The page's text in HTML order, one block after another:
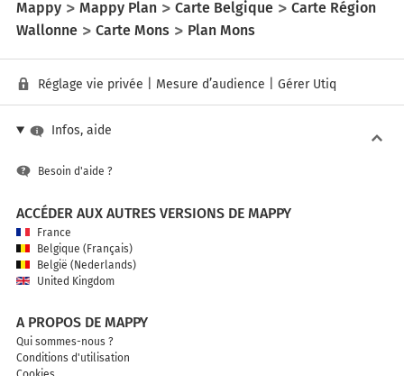
Mappy Mappy Plan Carte Belgique
Carte Région
Wallonne
Carte Mons Plan Mons
Réglage vie privée Mesure d’audience Gérer Utiq
Infos, aide
Besoin d'aide ?
ACCÉDER AUX AUTRES VERSIONS DE MAPPY
France
Belgique (Français)
België (Nederlands)
United Kingdom
A PROPOS DE MAPPY
Qui sommes-nous ?
Conditions d'utilisation
Cookies